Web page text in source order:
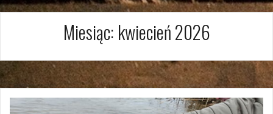
Miesiąc: kwiecień 2026